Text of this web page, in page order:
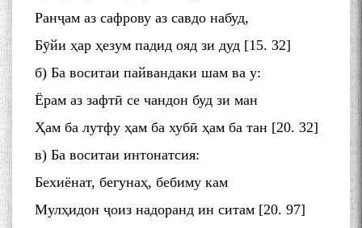
Ранҷам аз сафрову аз савдо набуд,
Бӯйи ҳар ҳезум падид ояд зи дуд [15. 32]
б) Ба воситаи пайвандаки шам ва у:
Ёрам аз зафтӣ се чандон буд зи ман
Ҳам ба лутфу ҳам ба хубӣ ҳам ба тан [20. 32]
в) Ба воситаи интонатсия:
Бехиёнат, бегунаҳ, бебиму кам
Мулҳидон ҷоиз надоранд ин ситам [20. 97]